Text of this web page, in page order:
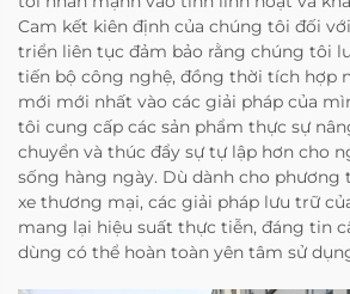
Cam kết kiên định của chúng tôi đối
triển liên tục đảm bảo rằng chúng tôi
tiến bộ công nghệ, đồng thời tích hợp
mới mới nhất vào các giải pháp của
tôi cung cấp các sản phẩm thực sự
chuyển và thúc đẩy sự tự lập hơn cho
sống hàng ngày. Dù dành cho phương
xe thương mại, các giải pháp lưu trữ
mang lại hiệu suất thực tiễn, đáng tin
dùng có thể hoàn toàn yên tâm sử